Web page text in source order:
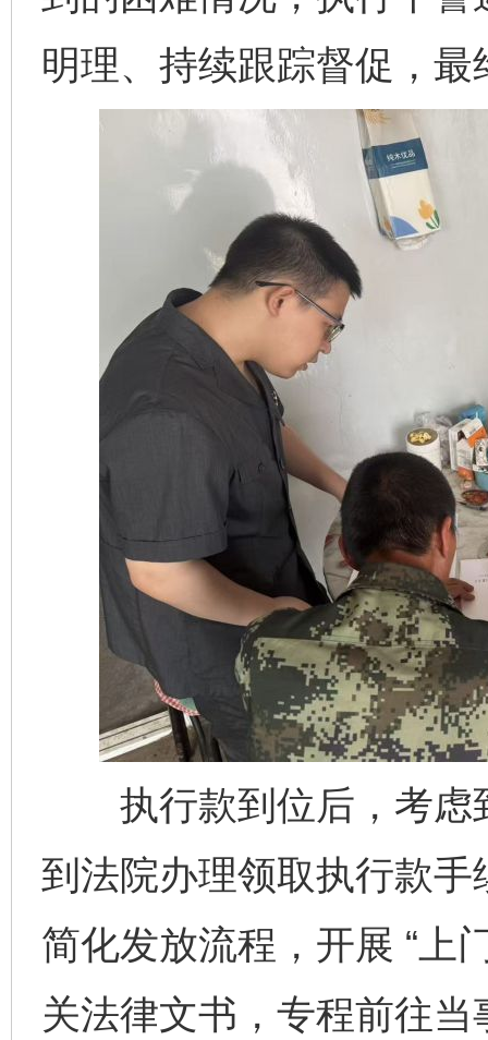
明理、持续跟踪督促，
执行款到位后，考虑
到法院办理领取执行款
简化发放流程，开展 “上
关法律文书，专程前往